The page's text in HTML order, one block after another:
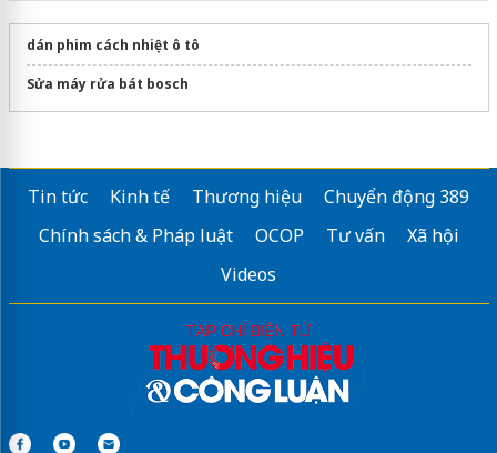
dán phim cách nhiệt ô tô
Sửa máy rửa bát bosch
Tin tức Kinh tế Thương hiệu
Chuyển động 389
Chính sách & Pháp luật
OCOP Tư vấn
Xã hội
Videos